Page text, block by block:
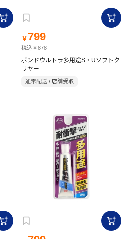
￥ 799
税込￥878
ボンドウルトラ多用途S・Uソフトク
リヤー
通常配送 / 店舗受取